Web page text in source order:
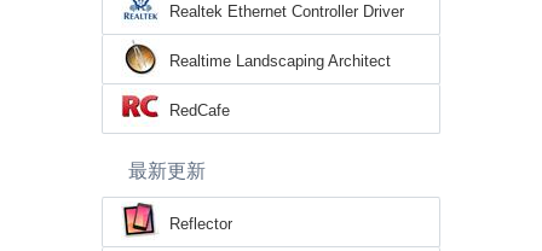
Realtek Ethernet Controller Driver
Realtime Landscaping Architect
RedCafe
最新更新
Reflector